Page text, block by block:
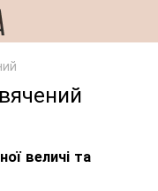
величі та